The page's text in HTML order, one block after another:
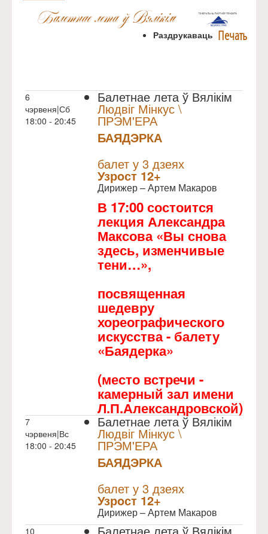
Печать
Раздрукаваць
6
чэрвеня|Сб
18:00 - 20:45
Балетнае лета ў Вялікім
Людвіг Мінкус \
ПРЭМ'ЕРА
БАЯДЭРКА
балет у 3 дзеях
Узрoст 12+
Дирижер – Артем Макаров
В 17:00 состоится
лекция Александра
Максова «Вы снова
здесь, изменчивые
тени…»,
посвященная
шедевру
хореографического
искусства - балету
«Баядерка»
(место встречи -
камерный зал имени
Л.П.Александровской)
7
чэрвеня|Вс
18:00 - 20:45
Балетнае лета ў Вялікім
Людвіг Мінкус \
ПРЭМ'ЕРА
БАЯДЭРКА
балет у 3 дзеях
Узрoст 12+
Дирижер – Артем Макаров
10
Балетнае лета ў Вялікім